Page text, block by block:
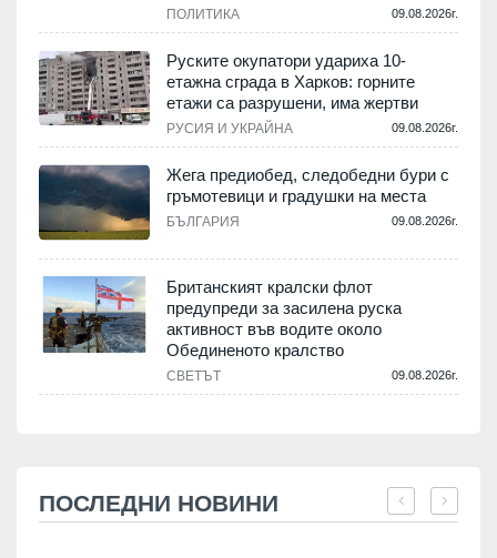
ПОЛИТИКА 09.08.2026г.
Руските окупатори удариха 10-
етажна сграда в Харков: горните
етажи са разрушени, има жертви
РУСИЯ И УКРАЙНА 09.08.2026г.
Жега предиобед, следобедни бури с
гръмотевици и градушки на места
БЪЛГАРИЯ 09.08.2026г.
Британският кралски флот
предупреди за засилена руска
активност във водите около
Обединеното кралство
СВЕТЪТ 09.08.2026г.
ПОСЛЕДНИ НОВИНИ